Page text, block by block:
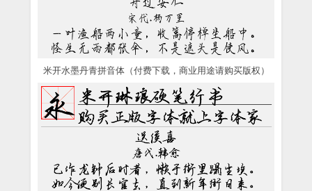
米开水墨丹青拼音体（付费下载，商业用途请购买版权）